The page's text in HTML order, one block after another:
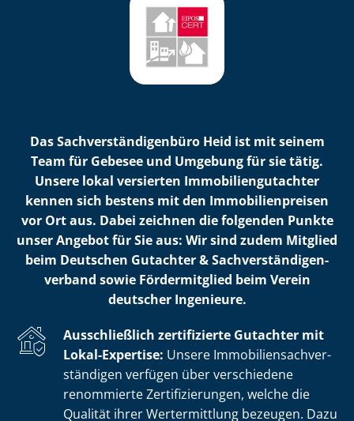
Das Sach­ver­stän­di­gen­bü­ro Heid ist mit seinem
Team für Gebesee und Umgebung für sie tätig.
Unsere lokal versierten Im­mo­bi­li­en­gut­ach­ter
kennen sich bestens mit den Im­mo­bi­li­en­prei­sen
vor Ort aus. Dabei zeichnen die folgenden Punkte
unser Angebot für Sie aus: Wir sind zudem Mitglied
beim Deutschen Gutachter & Sach­ver­stän­di­gen­
ver­band sowie Fördermitglied beim Verein
deutscher Ingenieure.
Ausschließlich zertifizierte Gutachter mit
Lokal-Expertise: Unsere Im­mo­bi­li­en­sach­ver­
stän­di­gen verfügen über verschiedene
renommierte Zer­ti­fi­zie­run­gen, welche die
Qualität ihrer Wertermittlung bezeugen. Dazu